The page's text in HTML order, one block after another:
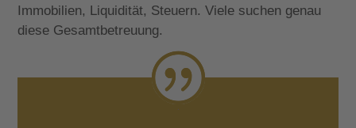
Immobilien, Liquidität, Steuern. Viele suchen genau
diese Gesamtbetreuung.